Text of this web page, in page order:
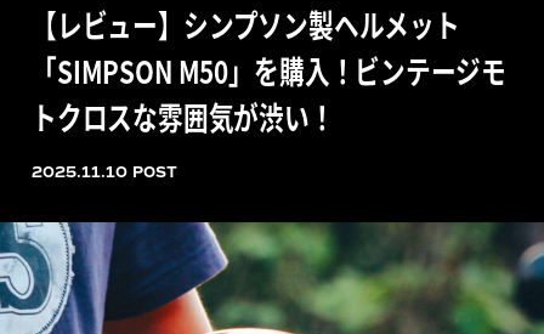
【レビュー】シンプソン製ヘルメット
「SIMPSON M50」を購入！ビンテージモ
トクロスな雰囲気が渋い！
2025.11.10 POST